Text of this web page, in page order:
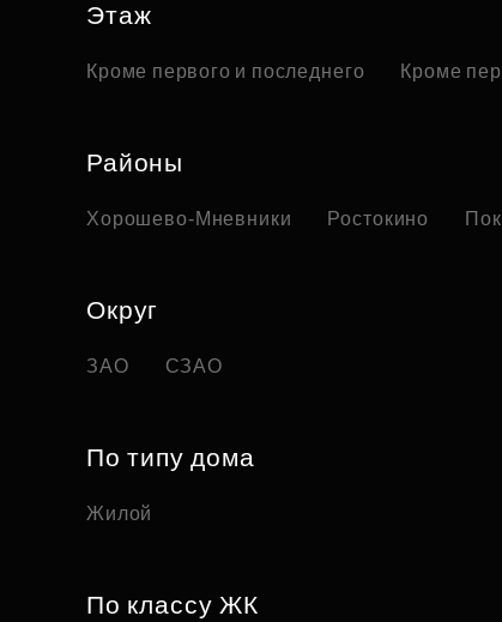
Этаж
Кроме первого и последнего Кроме
Районы
Хорошево-Мневники Ростокино
Округ
ЗАО СЗАО
По типу дома
Жилой
По классу ЖК